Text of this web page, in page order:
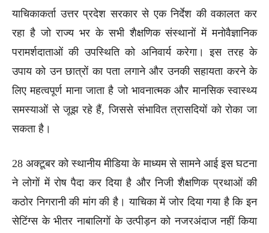
याचिकाकर्ता उत्तर प्रदेश सरकार से एक निर्देश की वकालत कर
रहा है जो राज्य भर के सभी शैक्षणिक संस्थानों में मनोवैज्ञानिक
परामर्शदाताओं की उपस्थिति को अनिवार्य करेगा। इस तरह के
उपाय को उन छात्रों का पता लगाने और उनकी सहायता करने के
लिए महत्वपूर्ण माना जाता है जो भावनात्मक और मानसिक स्वास्थ्य
समस्याओं से जूझ रहे हैं, जिससे संभावित त्रासदियों को रोका जा
सकता है।
28 अक्टूबर को स्थानीय मीडिया के माध्यम से सामने आई इस घटना
ने लोगों में रोष पैदा कर दिया है और निजी शैक्षणिक प्रथाओं की
कठोर निगरानी की मांग की है। याचिका में जोर दिया गया है कि इन
सेटिंग्स के भीतर नाबालिगों के उत्पीड़न को नजरअंदाज नहीं किया